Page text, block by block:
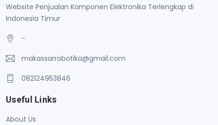
Website Penjualan Komponen Elektronika Terlengkap di
Indonesia Timur
-
makassarrobotika@gmail.com
082124953846
Useful Links
About Us